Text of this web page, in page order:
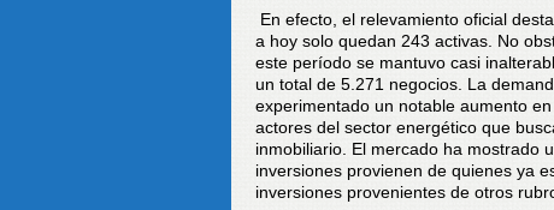
En efecto, el relevamiento oficial
a hoy solo quedan 243 activas. No
este período se mantuvo casi
un total de 5.271 negocios. La
experimentado un notable aumento
actores del sector energético que
inmobiliario. El mercado ha mostrado
inversiones provienen de quienes ya
inversiones provenientes de otros